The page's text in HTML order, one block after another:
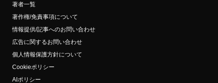
著者一覧
著作権/免責事項について
情報提供/記事へのお問い合わせ
広告に関するお問い合わせ
個人情報保護方針について
Cookieポリシー
AIポリシー